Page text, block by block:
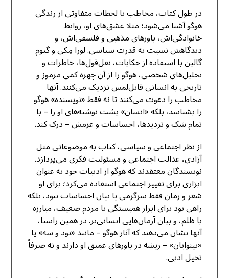
در طول کتاب، مخاطب با لحظات متفاوتی از زندگی
هوگو آشنا می‌شود؛ مثلا عشق‌های او، روابط
خانوادگی‌اش، باورهای مذهبی و فلسفی‌اش، و
دیدگاهش نسبت به قدرت سیاسی. لورا مِکی و گیوم
گالین با استفاده از حکایات، نقل‌قول‌ها، خاطرات و
تحلیل‌های شخصی، هوگو را از آن چهره کمی مرموز و
تاریخی به انسانی قابل‌لمس نزدیک می‌کنند. آنها
مخاطب را دعوت می‌کنند تا نه فقط «نویسنده» هوگو
را بشناسد، بلکه «انسان» پشت نوشته‌های او را – با
تمام شک و تردیدها، احساسات و عزمش – درک کند.
از نظر اجتماعی و سیاسی، کتاب به موضوعاتی مثل
آزادی، عدالت اجتماعی و مسئولیت فکری می‌پردازد.
نویسندگان معتقدند که هوگو از ادبیات خود به عنوان
ابزاری برای تغییر اجتماعی استفاده می‌کرد؛ برای او
شعر و رمان فقط سرگرمی یا بیان احساسات نبود، بلکه
راهی بود برای ابراز همبستگی با مردم ضعیف، مبارزه
با ظلم، و بیان آرمان‌هایی انسانی‌تر. در همین راستا،
آنها نشان می‌دهند که آثار هوگو – مانند «نود و سه» یا
«بینوایان» – ریشه در باورهای عمیق او دارند و نه صرفاً
تخیل ادبی.